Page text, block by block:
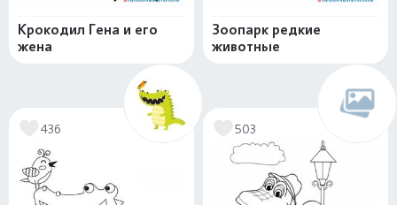
Крокодил Гена и его
жена
Зоопарк редкие
животные
436 503